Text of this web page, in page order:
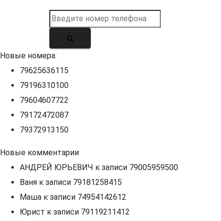
Новые номера:
79625636115
79196310100
79604607722
79172472087
79372913150
Новые комментарии
АНДРЕЙ ЮРЬЕВИЧ к записи 79005959500
Ваня к записи 79181258415
Маша к записи 74954142612
Юрист к записи 79119211412